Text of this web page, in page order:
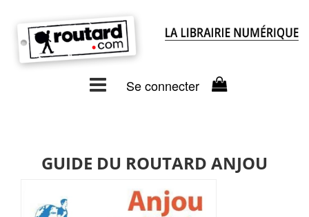
Se connecter
GUIDE DU ROUTARD ANJOU